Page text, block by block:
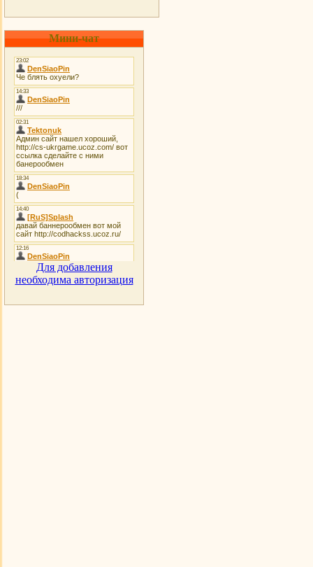
Мини-чат
Для добавления
необходима авторизация